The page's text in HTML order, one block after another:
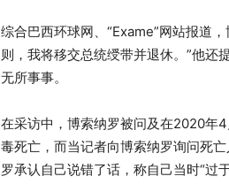
综合巴西环球网、“Exame”网站报道
则，我将移交总统绶带并退休。”他还
无所事事。
在采访中，博索纳罗被问及在2020年
毒死亡，而当记者向博索纳罗询问死
罗承认自己说错了话，称自己当时“过